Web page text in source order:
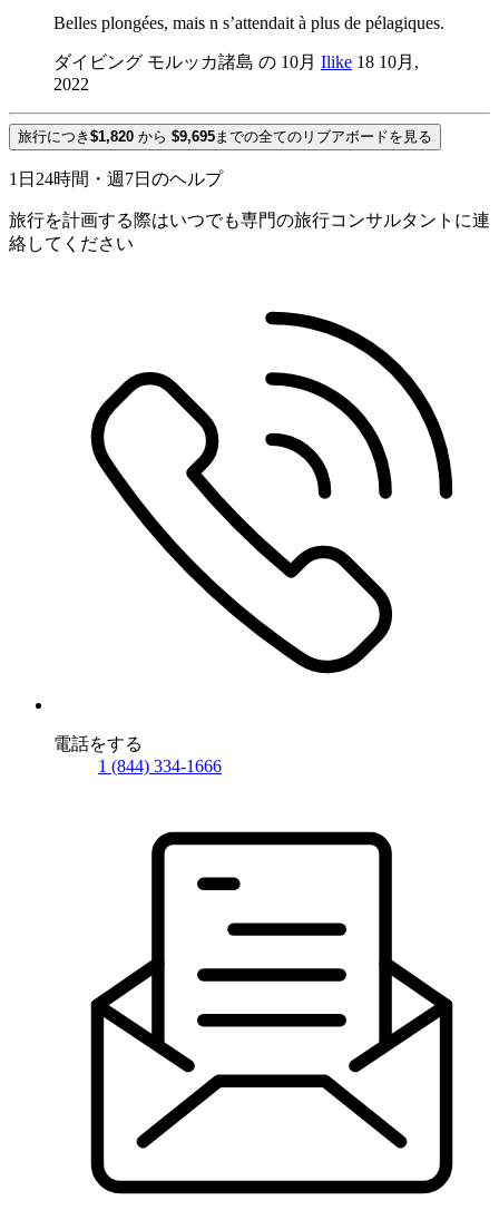
Belles plongées, mais n s’attendait à plus de pélagiques.
ダイビング モルッカ諸島 の 10月 Ilike 18 10月,
2022
旅行につき $1,820 から $9,695までの全てのリブアボードを見る
1日24時間・週7日のヘルプ
旅行を計画する際はいつでも専門の旅行コンサルタントに連
絡してください
電話をする
1 (844) 334-1666